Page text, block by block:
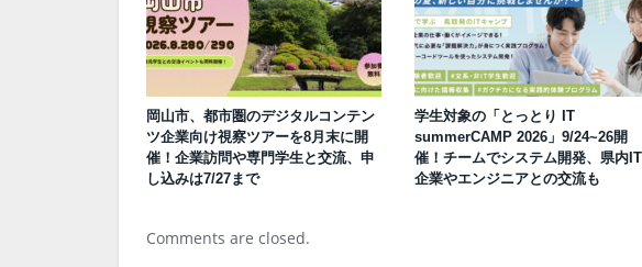
岡山市、都市圏のデジタルコンテン
ツ企業向け視察ツアーを8月末に開
催！企業訪問や専門学生と交流、申
し込みは7/27まで
学生対象の「とっとり IT
summerCAMP 2026」9/24~26開
催！チームでシステム開発、県内IT
企業やエンジニアとの交流も
Comments are closed.